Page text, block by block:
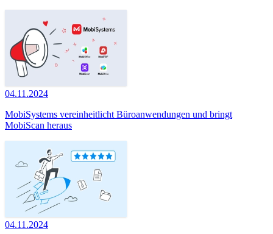
04.11.2024
MobiSystems vereinheitlicht Büroanwendungen und bringt
MobiScan heraus
04.11.2024